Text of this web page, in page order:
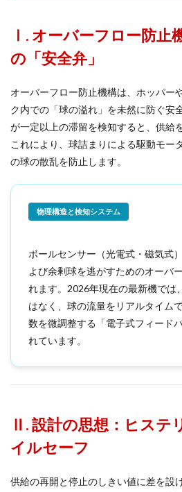
Ⅰ. オーバーフロー防止
の「安全弁」
オーバーフロー防止機構は、ホッパー
ク内での「球の溢れ」を未然に防ぐ安
が一定以上の滞留を検知すると、供給
これにより、球詰まりによる駆動モー
の球の散乱を防止します。
物理構造と検知システム
ボールセンサー（光電式・磁気式
よび余剰球を逃がすためのオーバ
れます。2026年現在の最新機では
はなく、球の流量をリアルタイム
数を微調整する「電子式フィード
れています。
Ⅱ. 設計の思想：ヒステ
イルセーフ
供給の再開と停止のしきい値に差を設